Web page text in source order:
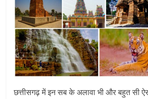
छत्तीसगढ़ में इन सब के अलावा भी और बहुत सी